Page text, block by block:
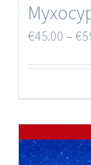
€45.00 –€